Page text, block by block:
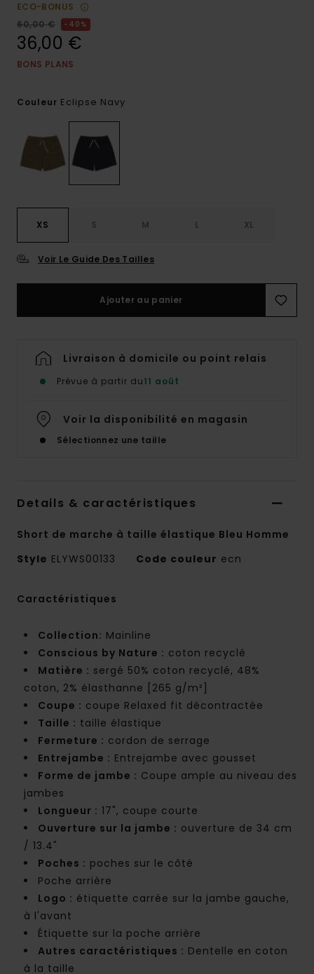
ECO-BONUS
60,00 €
40%
36,00 €
BONS PLANS
Couleur Eclipse Navy
XS S M L XL
Voir Le Guide Des Tailles
Ajouter au panier
Livraison à domicile ou point relais
Prévue à partir du11 août
Voir la disponibilité en magasin
Sélectionnez une taille
Details & caractéristiques
Short de marche à taille élastique Bleu Homme
Style ELYWS00133 Code couleur ecn
Caractéristiques
Collection: Mainline
Conscious by Nature : coton recyclé
Matière : sergé 50% coton recyclé, 48%
coton, 2% élasthanne [265 g/m²]
Coupe : coupe Relaxed fit décontractée
Taille : taille élastique
Fermeture : cordon de serrage
Entrejambe : Entrejambe avec gousset
Forme de jambe : Coupe ample au niveau des
jambes
Longueur : 17", coupe courte
Ouverture sur la jambe : ouverture de 34 cm
/ 13.4"
Poches : poches sur le côté
Poche arrière
Logo : étiquette carrée sur la jambe gauche,
à l'avant
Étiquette sur la poche arrière
Autres caractéristiques : Dentelle en coton
à la taille